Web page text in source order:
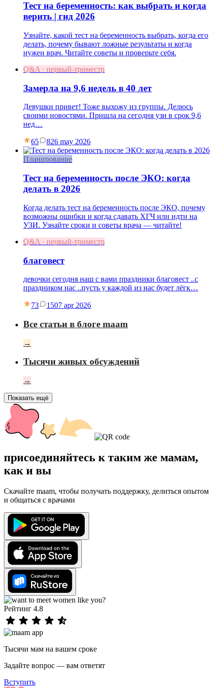
Тест на беременность: как выбрать и когда
верить | гид 2026
Узнайте, какой тест на беременность выбрать, когда его
делать, почему бывают ложные результаты и когда
нужен врач. Читайте советы и проверьте себя.
Q&A · первый-триместр
Замерла на 9,6 недель в 40 лет
Девушки привет! Тоже выхожу из группы. Делюсь
своими новостями. Пришла на сегодня узи в срок 9,6
нед…
65 826 may 2026
Планирование
Тест на беременность после ЭКО: когда
делать в 2026
Когда делать тест на беременность после ЭКО, почему
возможны ошибки и когда сдавать ХГЧ или идти на
УЗИ. Узнайте сроки и советы врача — читайте!
Q&A · первый-триместр
благовест
девочки сегодня наш с вами праздники благовест ..с
праздником нас ..пусть у каждой из нас будет лёгк…
73 1507 apr 2026
Все статьи в блоге maam
→
Тысячи живых обсуждений
→
Показать ещё
присоединяйтесь к таким же мамам,
как и вы
Скачайте maam, чтобы получать поддержку, делиться опытом
и общаться с врачами
Рейтинг 4.8
Тысячи мам на вашем сроке
Задайте вопрос — вам ответят
Вступить